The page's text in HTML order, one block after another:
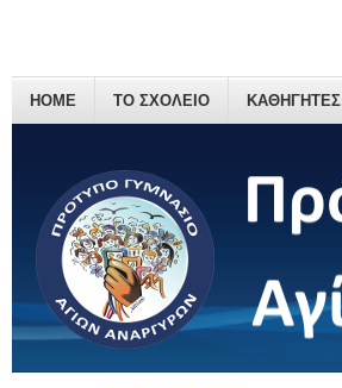
HOME ΤΟ ΣΧΟΛΕΙΟ ΚΑΘΗΓΗΤΕΣ